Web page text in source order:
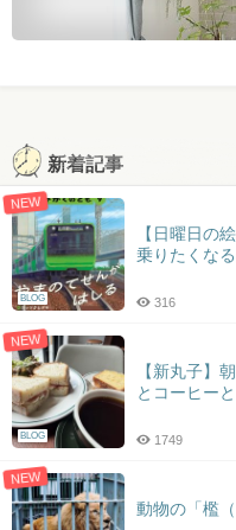
新着記事
NEW
BLOG
【日曜日の
乗りたくな
316
NEW
BLOG
【新丸子】
とコーヒー
1749
NEW
動物の「檻